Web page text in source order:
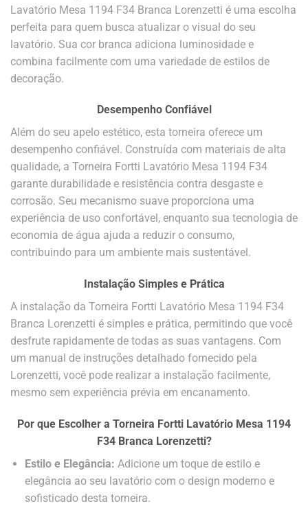
Lavatório Mesa 1194 F34 Branca Lorenzetti é uma escolha
perfeita para quem busca atualizar o visual do seu
lavatório. Sua cor branca adiciona luminosidade e
combina facilmente com uma variedade de estilos de
decoração.
Desempenho Confiável
Além do seu apelo estético, esta torneira oferece um
desempenho confiável. Construída com materiais de alta
qualidade, a Torneira Fortti Lavatório Mesa 1194 F34
garante durabilidade e resistência contra desgaste e
corrosão. Seu mecanismo suave proporciona uma
experiência de uso confortável, enquanto sua tecnologia de
economia de água ajuda a reduzir o consumo,
contribuindo para um ambiente mais sustentável.
Instalação Simples e Prática
A instalação da Torneira Fortti Lavatório Mesa 1194 F34
Branca Lorenzetti é simples e prática, permitindo que você
desfrute rapidamente de todas as suas vantagens. Com
um manual de instruções detalhado fornecido pela
Lorenzetti, você pode realizar a instalação facilmente,
mesmo sem experiência prévia em encanamento.
Por que Escolher a Torneira Fortti Lavatório Mesa 1194
F34 Branca Lorenzetti?
Estilo e Elegância: Adicione um toque de estilo e
elegância ao seu lavatório com o design moderno e
sofisticado desta torneira.